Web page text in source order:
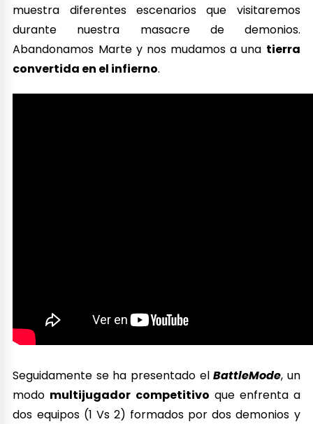
muestra diferentes escenarios que visitaremos
durante nuestra masacre de demonios.
Abandonamos Marte y nos mudamos a una tierra
convertida en el infierno.
Seguidamente se ha presentado elBattleMode, un
modo multijugador competitivo que enfrenta a
dos equipos (1 Vs 2) formados por dos demonios y